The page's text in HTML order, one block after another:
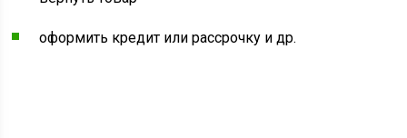
оформить кредит или рассрочку и др.